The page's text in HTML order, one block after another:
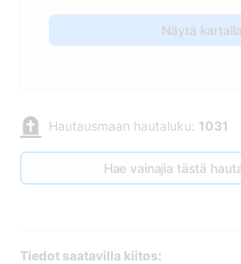
Näytä kartalla
Hautausmaan hautaluku: 1031
Hae vainajia tästä
Tiedot saatavilla kiitos: